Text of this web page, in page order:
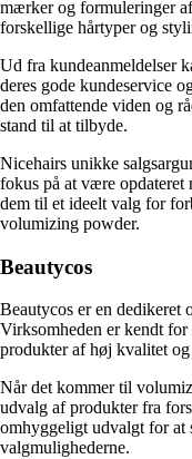
mærker og formuleringer
forskellige hårtyper og
Ud fra kundeanmeldelser
deres gode kundeservice
den omfattende viden og
stand til at tilbyde.
Nicehairs unikke
fokus på at være opdateret
dem til et ideelt valg for
volumizing powder.
Beautycos
Beautycos er en dedikeret
Virksomheden er kendt
produkter af høj kvalitet
Når det kommer til
udvalg af produkter fra
omhyggeligt udvalgt for at
valgmulighederne.